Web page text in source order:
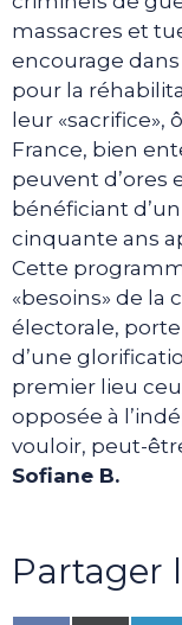
massacres et
encourage dans
pour la
leur
France, bien
peuvent d’ores
bénéficiant
cinquante ans
Cette
«besoins» de la
électorale,
d’une
premier lieu
opposée à
vouloir,
Sofiane B.
Partager